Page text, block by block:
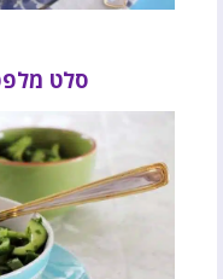
סלט